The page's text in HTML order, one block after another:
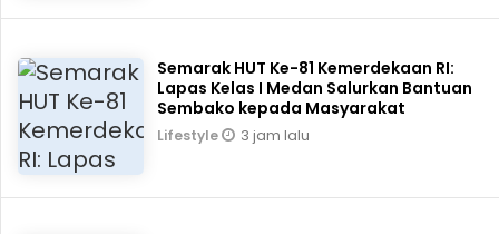
Semarak HUT Ke-81 Kemerdekaan RI:
Lapas Kelas I Medan Salurkan Bantuan
Sembako kepada Masyarakat
Lifestyle 3 jam lalu